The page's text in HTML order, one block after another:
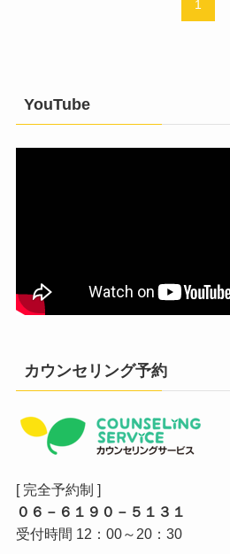
1
YouTube
カウンセリング予約
[ 完全予約制 ]
０６－６１９０－５１３１
受付時間 12：00～20：30